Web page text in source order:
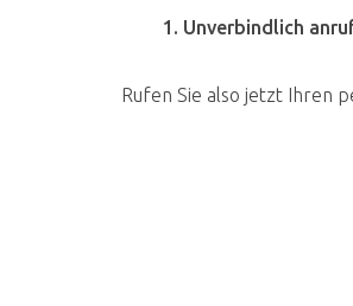
1. Unverbindlich
Rufen Sie also jetzt Ihren